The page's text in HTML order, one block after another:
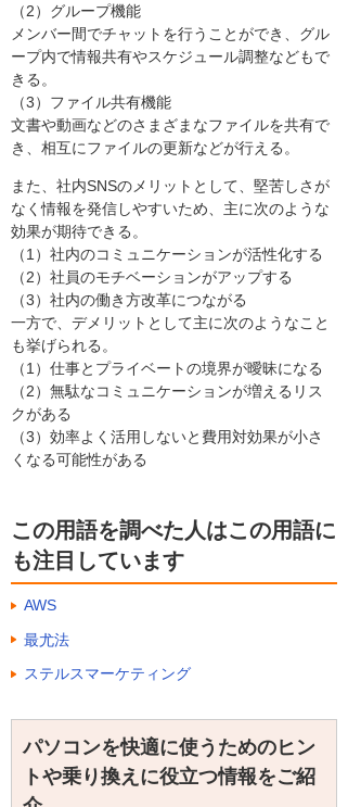
（2）グループ機能
メンバー間でチャットを行うことができ、グル
ープ内で情報共有やスケジュール調整などもで
きる。
（3）ファイル共有機能
文書や動画などのさまざまなファイルを共有で
き、相互にファイルの更新などが行える。
また、社内SNSのメリットとして、堅苦しさが
なく情報を発信しやすいため、主に次のような
効果が期待できる。
（1）社内のコミュニケーションが活性化する
（2）社員のモチベーションがアップする
（3）社内の働き方改革につながる
一方で、デメリットとして主に次のようなこと
も挙げられる。
（1）仕事とプライベートの境界が曖昧になる
（2）無駄なコミュニケーションが増えるリス
クがある
（3）効率よく活用しないと費用対効果が小さ
くなる可能性がある
この用語を調べた人はこの用語に
も注目しています
AWS
最尤法
ステルスマーケティング
パソコンを快適に使うためのヒン
トや乗り換えに役立つ情報をご紹